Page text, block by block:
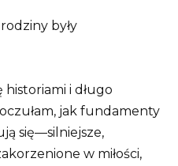
rodziny były
historiami i długo
jak fundamenty
się—silniejsze,
w miłości,